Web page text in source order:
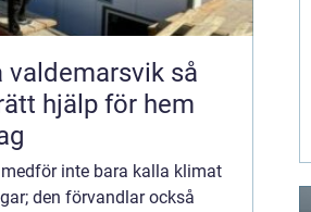
så
hjälp för hem
inte bara kalla klimat
den förvandlar också